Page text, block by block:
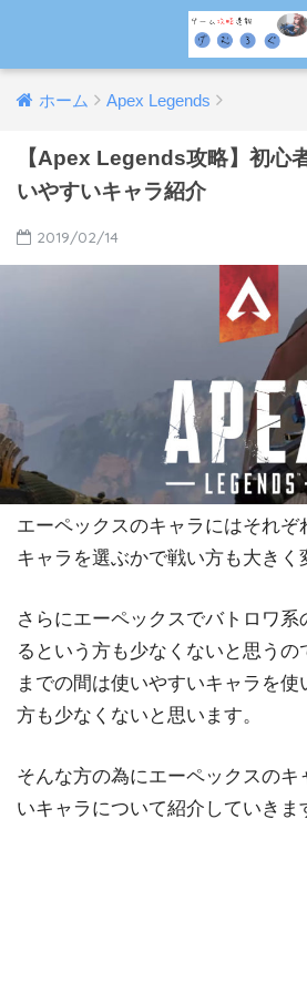
ホーム Apex Legends
【Apex Legends攻略】初心
いやすいキャラ紹介
2019/02/14
エーペックスのキャラにはそれぞ
キャラを選ぶかで戦い方も大きく
さらにエーペックスでバトロワ
るという方も少なくないと思うの
までの間は使いやすいキャラを使
方も少なくないと思います。
そんな方の為にエーペックスのキ
いキャラについて紹介していきま